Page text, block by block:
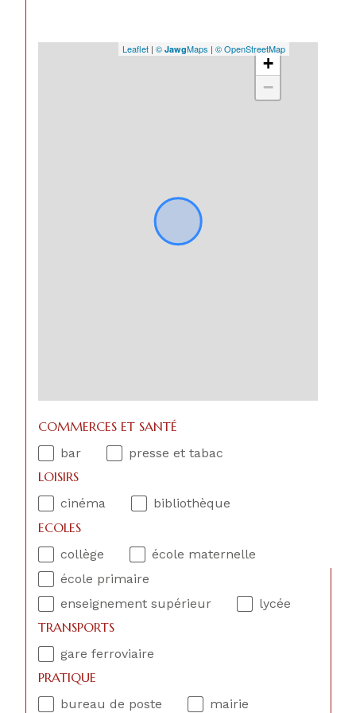
+
−
Leaflet | © JawgMaps | © OpenStreetMap
COMMERCES ET SANTÉ
bar presse et tabac
LOISIRS
cinéma bibliothèque
ECOLES
collège
école maternelle
école primaire
enseignement supérieur
lycée
TRANSPORTS
gare ferroviaire
PRATIQUE
bureau de poste mairie